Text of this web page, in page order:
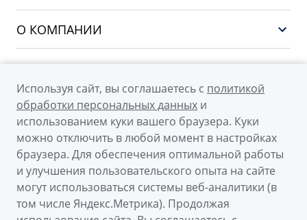
ATLAS
OKAVANGO
MONJARO
Архивные модели
О КОМПАНИИ
Новости
Наша команда
Правовая информация
Контакты
Мы в соцсетях
© 2026
Официальный сайт Geely в России
Используя сайт, вы соглашаетесь с политикой
обработки персональных данных и
использованием куки вашего браузера. Куки
можно отключить в любой момент в настройках
браузера. Для обеспечения оптимальной работы
и улучшения пользовательского опыта на сайте
могут использоваться системы веб-аналитики (в
том числе Яндекс.Метрика). Продолжая